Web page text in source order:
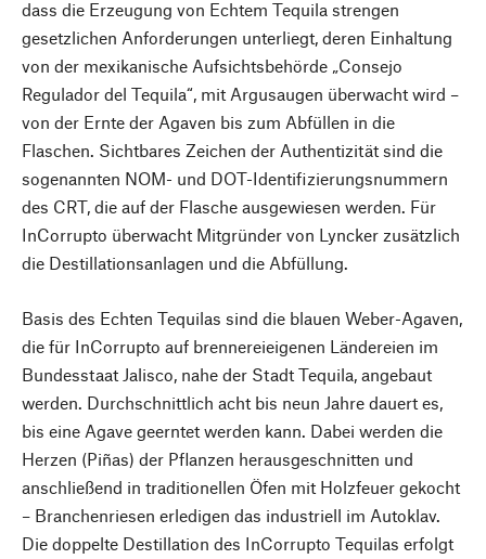
dass die Erzeugung von Echtem Tequila strengen
gesetzlichen Anforderungen unterliegt, deren Einhaltung
von der mexikanische Aufsichtsbehörde „Consejo
Regulador del Tequila“, mit Argusaugen überwacht wird –
von der Ernte der Agaven bis zum Abfüllen in die
Flaschen. Sichtbares Zeichen der Authentizität sind die
sogenannten NOM- und DOT-Identifizierungsnummern
des CRT, die auf der Flasche ausgewiesen werden. Für
InCorrupto überwacht Mitgründer von Lyncker zusätzlich
die Destillationsanlagen und die Abfüllung.
Basis des Echten Tequilas sind die blauen Weber-Agaven,
die für InCorrupto auf brennereieigenen Ländereien im
Bundesstaat Jalisco, nahe der Stadt Tequila, angebaut
werden. Durchschnittlich acht bis neun Jahre dauert es,
bis eine Agave geerntet werden kann. Dabei werden die
Herzen (Piñas) der Pflanzen herausgeschnitten und
anschließend in traditionellen Öfen mit Holzfeuer gekocht
– Branchenriesen erledigen das industriell im Autoklav.
Die doppelte Destillation des InCorrupto Tequilas erfolgt